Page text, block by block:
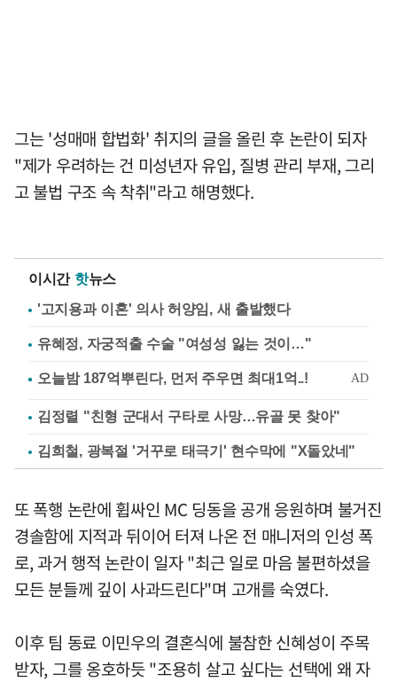
그는 '성매매 합법화' 취지의 글을 올린 후 논란이 되자
"제가 우려하는 건 미성년자 유입, 질병 관리 부재, 그리
고 불법 구조 속 착취"라고 해명했다.
이시간 핫뉴스
'고지용과 이혼' 의사 허양임, 새 출발했다
유혜정, 자궁적출 수술 "여성성 잃는 것이…"
김정렬 "친형 군대서 구타로 사망…유골 못 찾아"
김희철, 광복절 '거꾸로 태극기' 현수막에 "X돌았네"
또 폭행 논란에 휩싸인 MC 딩동을 공개 응원하며 불거진
경솔함에 지적과 뒤이어 터져 나온 전 매니저의 인성 폭
로, 과거 행적 논란이 일자 "최근 일로 마음 불편하셨을
모든 분들께 깊이 사과드린다"며 고개를 숙였다.
이후 팀 동료 이민우의 결혼식에 불참한 신혜성이 주목
받자, 그를 옹호하듯 "조용히 살고 싶다는 선택에 왜 자